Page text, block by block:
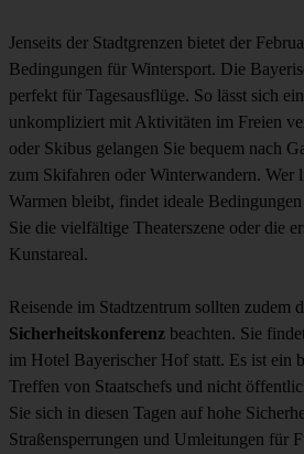
Jenseits der Stadtgrenzen bietet der
Bedingungen für Wintersport. Die
perfekt für Tagesausflüge. So lässt sich
unkompliziert mit Aktivitäten im Freien
oder Skibus gelangen Sie bequem nach
zum Skifahren oder Winterwandern. Wer
Warmen bleibt, findet ideale
Sie die vielfältige Theaterszene oder die
Kunstareal.
Reisende im Stadtzentrum sollten zudem
Sicherheitskonferenz beachten. Sie
im Hotel Bayerischer Hof statt. Es ist ein
Treffen von Staatschefs und nicht
Sie sich in diesen Tagen auf hohe
Straßensperrungen und Umleitungen für